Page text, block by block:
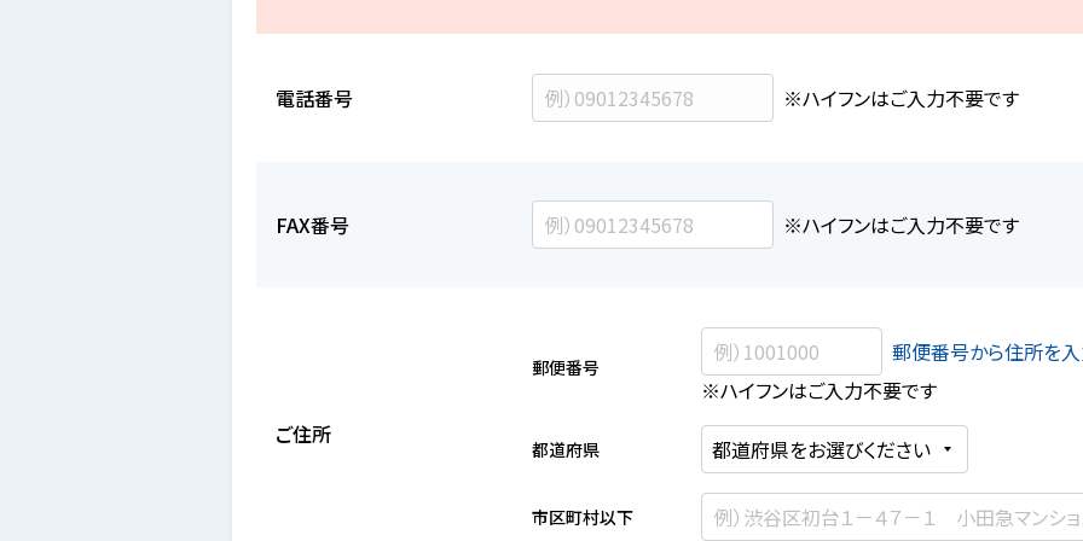
電話番号 ※ハイフンはご入力不要です
FAX番号 ※ハイフンはご入力不要です
ご住所
郵便番号
郵便番号から住所を
※ハイフンはご入力不要です
都道府県
市区町村以下